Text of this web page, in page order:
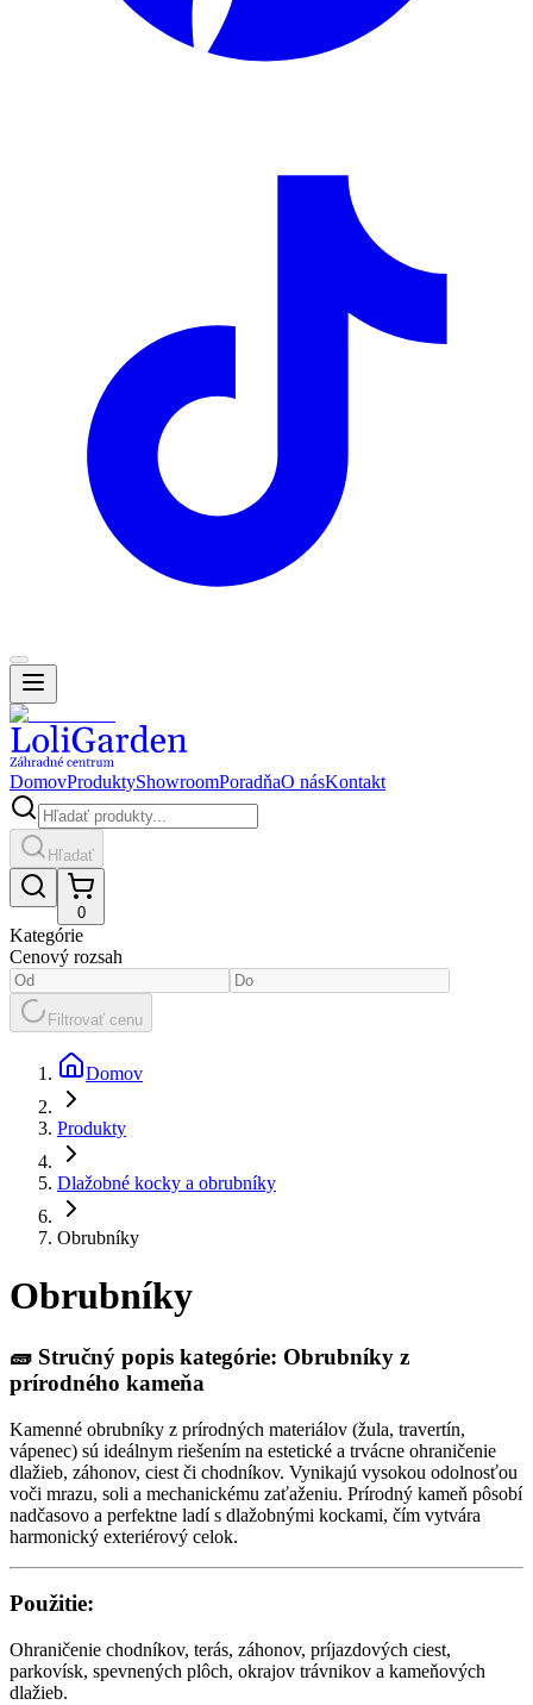
DomovProduktyShowroomPoradňaO násKontakt
Hľadať
0
Kategórie
Cenový rozsah
Filtrovať cenu
Domov
Produkty
Dlažobné kocky a obrubníky
Obrubníky
Obrubníky
🧱 Stručný popis kategórie: Obrubníky z
prírodného kameňa
Kamenné obrubníky z prírodných materiálov (žula, travertín,
vápenec) sú ideálnym riešením na estetické a trvácne ohraničenie
dlažieb, záhonov, ciest či chodníkov. Vynikajú vysokou odolnosťou
voči mrazu, soli a mechanickému zaťaženiu. Prírodný kameň pôsobí
nadčasovo a perfektne ladí s dlažobnými kockami, čím vytvára
harmonický exteriérový celok.
Použitie:
Ohraničenie chodníkov, terás, záhonov, príjazdových ciest,
parkovísk, spevnených plôch, okrajov trávnikov a kameňových
dlažieb.